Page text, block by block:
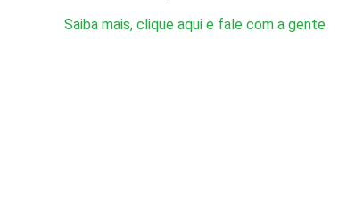
Saiba mais, clique aqui e fale com a gente